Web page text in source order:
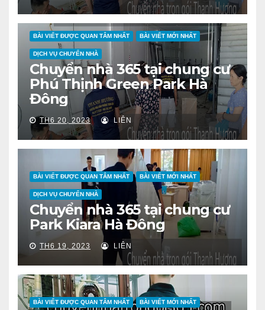
BÀI VIẾT ĐƯỢC QUAN TÂM NHẤT BÀI VIẾT MỚI NHẤT
DỊCH VỤ CHUYỂN NHÀ
Chuyển nhà 365 tại chung cư
Phú Thịnh Green Park Hà
Đông
TH6 20, 2023 LIÊN
BÀI VIẾT ĐƯỢC QUAN TÂM NHẤT BÀI VIẾT MỚI NHẤT
DỊCH VỤ CHUYỂN NHÀ
Chuyển nhà 365 tại chung cư
Park Kiara Hà Đông
TH6 19, 2023 LIÊN
BÀI VIẾT ĐƯỢC QUAN TÂM NHẤT BÀI VIẾT MỚI NHẤT